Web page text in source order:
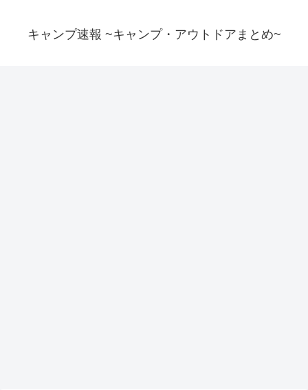
キャンプ速報 ~キャンプ・アウトドアまとめ~